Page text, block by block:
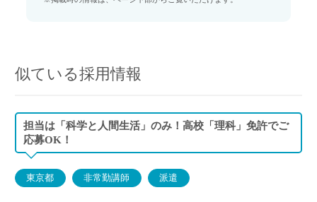
似ている採用情報
担当は「科学と人間生活」のみ！高校「理科」免許でご
応募OK！
東京都 非常勤講師 派遣